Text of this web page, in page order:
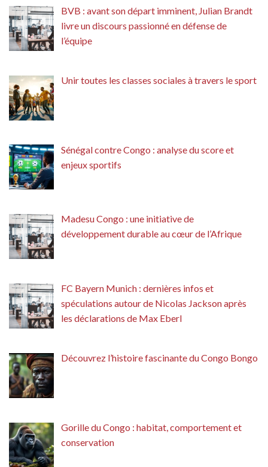
BVB : avant son départ imminent, Julian Brandt
livre un discours passionné en défense de
l’équipe
Unir toutes les classes sociales à travers le sport
Sénégal contre Congo : analyse du score et
enjeux sportifs
Madesu Congo : une initiative de
développement durable au cœur de l’Afrique
FC Bayern Munich : dernières infos et
spéculations autour de Nicolas Jackson après
les déclarations de Max Eberl
Découvrez l’histoire fascinante du Congo Bongo
Gorille du Congo : habitat, comportement et
conservation